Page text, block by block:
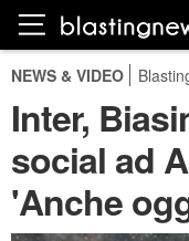
NEWS & VIDEO
Inter,
social ad
'Anche